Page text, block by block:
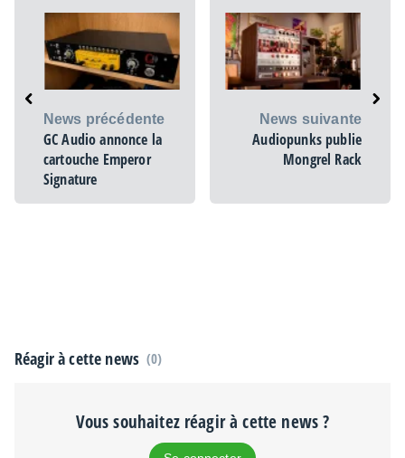
News précédente
GC Audio annonce la
cartouche Emperor
Signature
News suivante
Audiopunks publie
Mongrel Rack
Réagir à cette news (0)
Vous souhaitez réagir à cette news ?